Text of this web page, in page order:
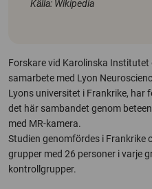
Källa: Wikipedia
Forskare vid Karolinska
samarbete med Lyon
Lyons universitet i Frankrike,
det här sambandet genom
med MR-kamera.
Studien genomfördes i Frankrike
grupper med 26 personer i varje
kontrollgrupper.